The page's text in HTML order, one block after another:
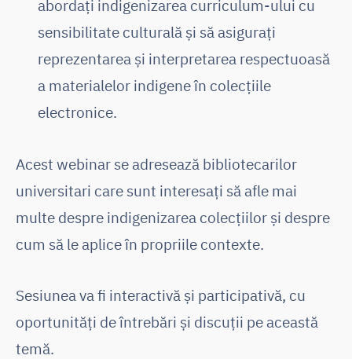
abordați indigenizarea curriculum-ului cu
sensibilitate culturală și să asigurați
reprezentarea și interpretarea respectuoasă
a materialelor indigene în colecțiile
electronice.
Acest webinar se adresează bibliotecarilor
universitari care sunt interesați să afle mai
multe despre indigenizarea colecțiilor și despre
cum să le aplice în propriile contexte.
Sesiunea va fi interactivă și participativă, cu
oportunități de întrebări și discuții pe această
temă.